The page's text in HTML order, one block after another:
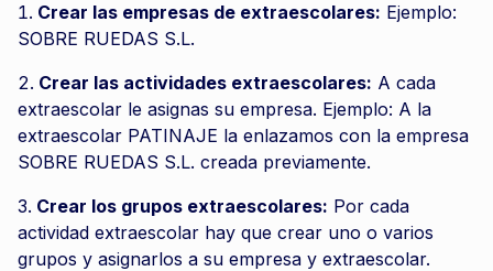
Crear las empresas de extraescolares: Ejemplo:
SOBRE RUEDAS S.L.
Crear las actividades extraescolares: A cada
extraescolar le asignas su empresa. Ejemplo: A la
extraescolar PATINAJE la enlazamos con la empresa
SOBRE RUEDAS S.L. creada previamente.
Crear los grupos extraescolares: Por cada
actividad extraescolar hay que crear uno o varios
grupos y asignarlos a su empresa y extraescolar.